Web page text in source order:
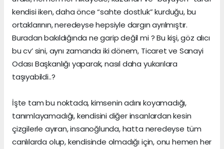
kendisi iken, daha önce “sahte dostluk” kurduğu, bu
ortaklarının, neredeyse hepsiyle dargın ayrılmıştır.
Buradan bakıldığında ne garip değil mi ? Bu kişi, göz alıcı
bu cv’ sini, aynı zamanda iki dönem, Ticaret ve Sanayi
Odası Başkanlığı yaparak, nasıl daha yukarılara
taşıyabildi..?
İşte tam bu noktada, kimsenin adını koyamadığı,
tanımlayamadığı, kendisini diğer insanlardan kesin
çizgilerle ayıran, insanoğlunda, hatta neredeyse tüm
canlılarda olup, kendisinde olmadığı için, onu hemen her